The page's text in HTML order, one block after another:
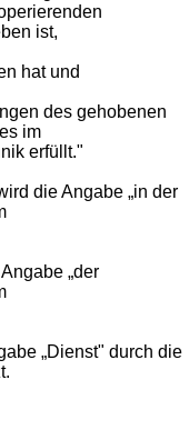
ist,
hat und
des gehobenen
im
erfüllt."
die Angabe „in der
„der
„Dienst" durch die